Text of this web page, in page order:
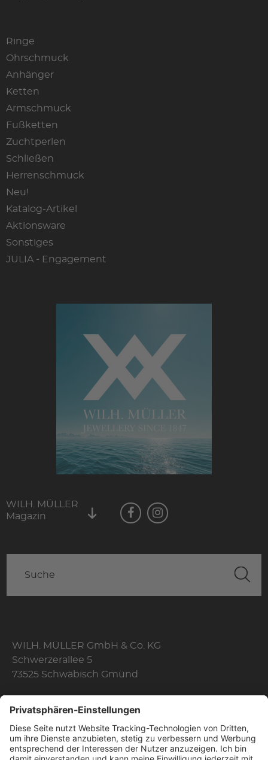
Ringe
Ohrschmuck
Anhänger
Ketten
Armschmuck
Fußketten
Zuchtperlen
Schließen
Herrenschmuck
Neu!
Katalog-Artikel
Aktionsware
Sonstiges
JULIA - Engagement
WILH. MÜLLER
Magazin
WILH. MÜLLER GmbH & Co. KG
Schwerzerallee 5
73525 Schwäbisch Gmünd
Fax: +49 7171 356-174
E-Mail:info@wilhelmmueller.de